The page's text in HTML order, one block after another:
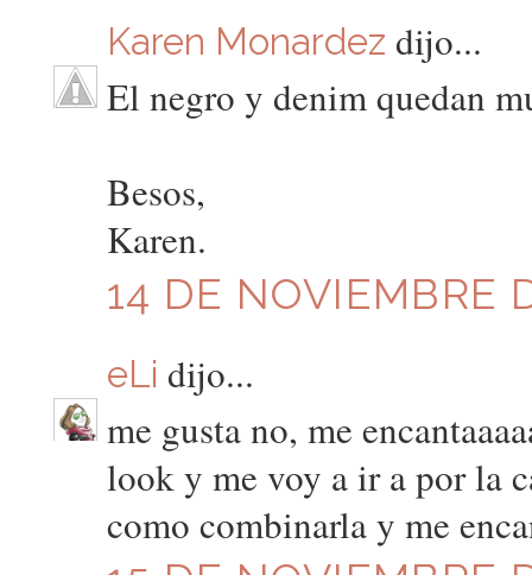
Karen Monardez dijo...
El negro y denim quedan
Besos,
Karen.
14 DE NOVIEMBRE
eLi dijo...
me gusta no, me
look y me voy a ir a por la
como combinarla y me